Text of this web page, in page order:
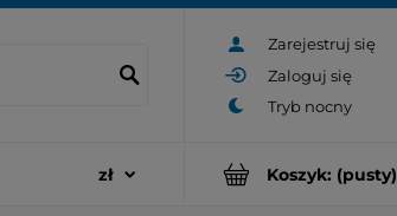
Zarejestruj się
Zaloguj się
Koszyk: (pusty)